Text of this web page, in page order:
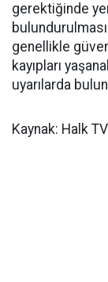
gerektiğinde
genellikle
kayıpları
uyarılarda
Kaynak: Halk TV